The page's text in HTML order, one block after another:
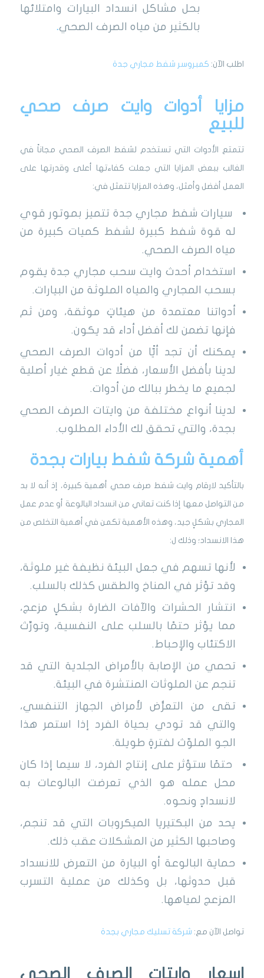
بحل مشاكل انسداد البيارات وامتلائها
بالكثير من مياه الصرف الصحي.
اطلب الآن: كمبروسر شفط مجاري جدة
مزايا أدوات وايت صرف صحي
للبيع
تتمتع الأدوات التي تستخدم لشفط الصرف الصحي مجاناً في
الغالب ببعض المزايا التي جعلت كفاءتها أعلى وقدرتها على
العمل أفضل وأمثل، وهذه المزايا تتمثل في:
سيارات شفط مجاري جدة تتميز بموتور قوي
له قوة شفط كبيرة لشفط كميات كبيرة من
مياه الصرف الصحي.
استخدام أحدث وايت سحب مجاري جدة يقوم
بسحب المجاري والمياه الملوثة من البيارات.
أدواتنا معتمدة من هيئاتٍ موثقة، ومن ثم
فإنها تضمن لك أفضل أداء قد يكون.
يمكنك أن تجد أيًّا من أدوات الصرف الصحي
لدينا بأفضل الأسعار، فضلًا عن قطع غيار أصلية
لجميع ما يخطر ببالك من أدوات.
لدينا أنواع مختلفة من وايتات الصرف الصحي
بجدة، والتي تحقق لك الأداء المطلوب.
أهمية شركة شفط بيارات بجدة
بالتأكيد لارقام وايت شفط صرف صحي أهمية كبيرة، إذ أنه لا بد
من التواصل معها إذا كنت تعاني من انسداد البالوعة أو عدم عمل
المجاري بشكلٍ جيد، وهذه الأهمية تكمن في أهمية التخلص من
هذا الانسداد؛ وذلك ل:
لأنها تسهم في جعل البيئة نظيفة غير ملوثة،
وقد تؤثر في المناخ والطقس كذلك بالسلب.
انتشار الحشرات والآفات الضارة بشكلٍ مزعج،
مما يؤثر حتمًا بالسلب على النفسية، وتورِّث
الاكتئاب والإحباط.
تحمي من الإصابة بالأمراض الجلدية التي قد
تنجم عن الملوثات المنتشرة في البيئة.
تقى من التعرُّض لأمراض الجهاز التنفسي،
والتي قد تودي بحياة الفرد إذا استمر هذا
الجو الملوّث لفترةٍ طويلة.
حتمًا ستؤثر على إنتاج الفرد، لا سيما إذا كان
محل عمله هو الذي تعرضت البالوعات به
لانسدادٍ ونحوه.
يحد من البكتيريا الميكروبات التي قد تنجم،
وصاحبها الكثير من المشكلات عقب ذلك.
حماية البالوعة أو البيارة من التعرض للانسداد
قبل حدوثها، بل وكذلك من عملية التسرب
المزعج لمياهها.
تواصل الآن مع: شركة تسليك مجاري بجدة
اسعار وايتات الصرف الصحي